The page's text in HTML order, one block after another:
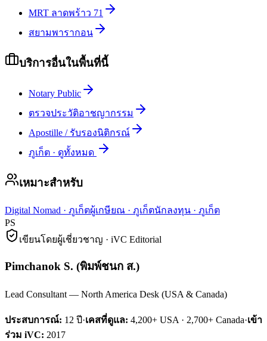
MRT ลาดพร้าว 71
สยามพารากอน
บริการอื่นในพื้นที่นี้
Notary Public
ตรวจประวัติอาชญากรรม
Apostille / รับรองนิติกรณ์
ภูเก็ต · ดูทั้งหมด
เหมาะสำหรับ
Digital Nomad · ภูเก็ตผู้เกษียณ · ภูเก็ตนักลงทุน · ภูเก็ต
PS
เขียนโดยผู้เชี่ยวชาญ · iVC Editorial
Pimchanok S. (พิมพ์ชนก ส.)
Lead Consultant — North America Desk (USA & Canada)
ประสบการณ์: 12 ปี·เคสที่ดูแล: 4,200+ USA · 2,700+ Canada·เข้า
ร่วม iVC: 2017